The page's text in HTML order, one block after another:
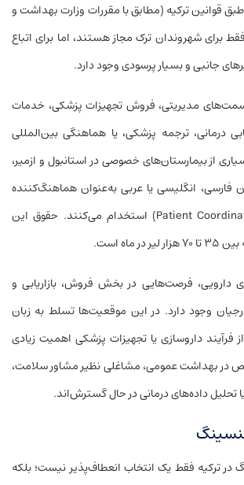
قوانین ترکیه (مطابق با مقررات وزارت بهداشت و
برای شهروندان ترک مجاز هستند، اما برای اتباع
جانبی و بسیار پرسودی وجود دارد.
سمت‌های مدیریتی، فروش تجهیزات پزشکی، خدمات
درمانی، ترجمه پزشکی، یا هماهنگی بین‌المللی
از بیمارستان‌های خصوصی در استانبول و ازمیر،
فارسی، انگلیسی یا عربی به‌عنوان هماهنگ‌کننده
بین‌المللی بیمار (Patient Coordinator) استخدام می‌کنند. حقوق این
ماه است.
فرصت‌هایی در بخش فروش، بازاریابی و
وجود دارد. در این موقعیت‌ها تسلط به زبان
فرآیند داروسازی یا تجهیزات پزشکی اهمیت زیادی
در بهداشت عمومی، مشاغلی نظیر مشاور سلامت،
تحلیل داده‌های درمانی در حال گسترش‌اند.
در ترکیه فقط یک انتخاب انعطاف‌پذیر نیست؛ بلکه